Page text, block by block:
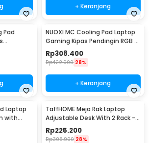
+ Keranjang
Pad
- Q3
NUOXI MC Cooling Pad Laptop
Gaming Kipas Pendingin RGB 2
Fan 18 Inch - X500
Rp308.400
Rp422.900 28%
+ Keranjang
Laptop
with
TaffHOME Meja Rak Laptop
Adjustable Desk With 2 Rack -
ND03
Rp225.200
Rp308.900 28%